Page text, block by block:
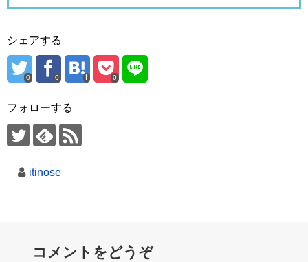
シェアする
0 0 0
フォローする
itinose
コメントをどうぞ